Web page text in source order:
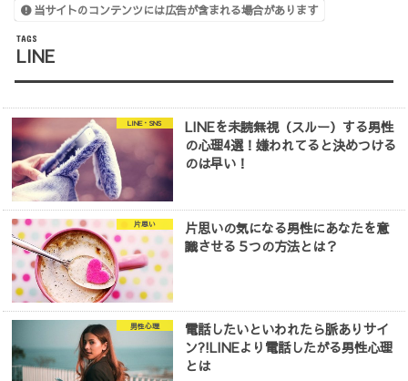
当サイトのコンテンツには広告が含まれる場合があります
LINE
LINE・SNS
LINEを未読無視（スルー）する男性
の心理4選！嫌われてると決めつける
のは早い！
片思い
片思いの気になる男性にあなたを意
識させる５つの方法とは？
男性心理
電話したいといわれたら脈ありサイ
ン?!LINEより電話したがる男性心理
とは